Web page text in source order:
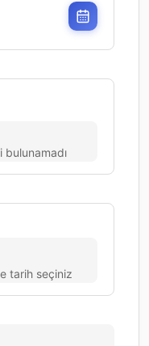
tarih seçiniz